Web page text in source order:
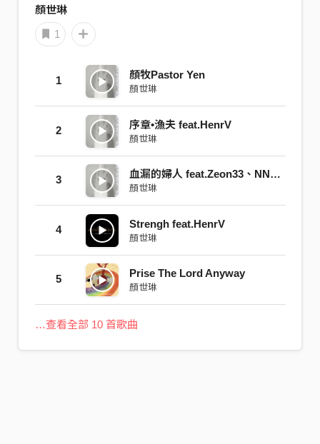
顏世琳
1
1 顏牧Pastor Yen
顏世琳
2 序章•漁夫 feat.HenrV
顏世琳
3 血漏的婦人 feat.Zeon33、NNNLa
顏世琳
4 Strengh feat.HenrV
顏世琳
5 Prise The Lord Anyway
顏世琳
…查看全部 10 首歌曲